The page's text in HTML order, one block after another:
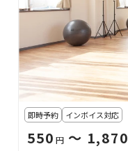
即時予約 インボイス対応
550 円 〜 1,870